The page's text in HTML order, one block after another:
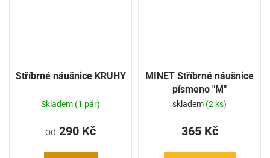
Stříbrné náušnice KRUHY
Skladem (1 pár)
od 290 Kč
MINET Stříbrné náušnice
písmeno "M"
skladem (2 ks)
365 Kč